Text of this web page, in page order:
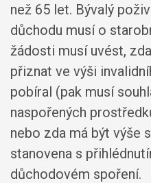
než 65 let. Bývalý
důchodu musí o
žádosti musí uvést,
přiznat ve výši
pobíral (pak musí
naspořených
nebo zda má být výše
stanovena s
důchodovém spoření.